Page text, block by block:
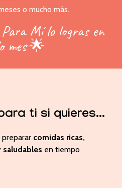
o mucho más.
Mí lo logras en
mes 🌟
ti si quieres...
comidas ricas,
saludables en tiempo